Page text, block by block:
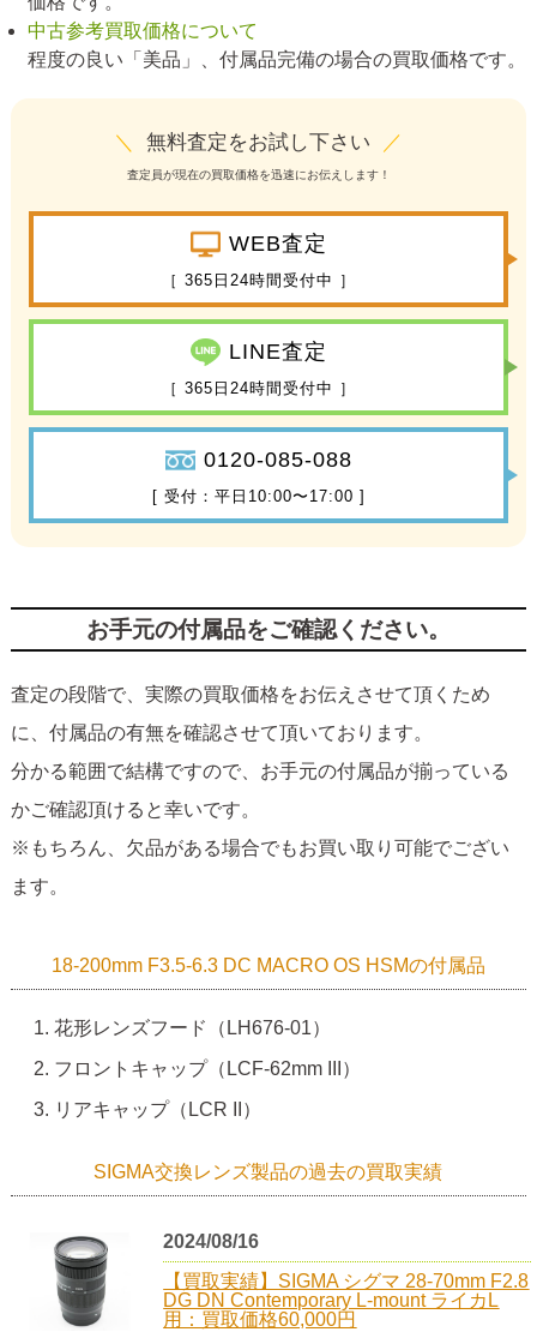
中古参考買取価格について
程度の良い「美品」、付属品完備の場合の買取価格です。
＼ 無料査定をお試し下さい ／
査定員が現在の買取価格を迅速にお伝えします！
WEB査定
［ 365日24時間受付中 ］
LINE査定
［ 365日24時間受付中 ］
0120-085-088
[ 受付：平日10:00〜17:00 ]
お手元の付属品をご確認ください。
査定の段階で、実際の買取価格をお伝えさせて頂くため
に、付属品の有無を確認させて頂いております。
分かる範囲で結構ですので、お手元の付属品が揃っている
かご確認頂けると幸いです。
※もちろん、欠品がある場合でもお買い取り可能でござい
ます。
18-200mm F3.5-6.3 DC MACRO OS HSMの付属品
花形レンズフード（LH676-01）
フロントキャップ（LCF-62mm III）
リアキャップ（LCR II）
SIGMA交換レンズ製品の過去の買取実績
2024/08/16
【買取実績】SIGMA シグマ 28-70mm F2.8
DG DN Contemporary L-mount ライカL
用：買取価格60,000円